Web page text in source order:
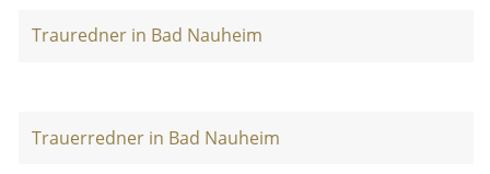
Trauredner in Bad Nauheim
Trauerredner in Bad Nauheim